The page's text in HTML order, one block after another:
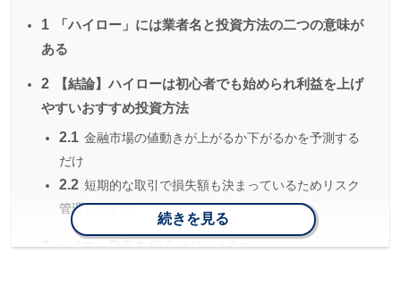
1
「ハイロー」には業者名と投資方法の二つの意味が
ある
2
【結論】ハイローは初心者でも始められ利益を上げ
やすいおすすめ投資方法
2.1 金融市場の値動きが上がるか下がるかを予測する
だけ
2.2 短期的な取引で損失額も決まっているためリスク
管理しやすい
3ハイロー取引を行うメリット3つ
続きを見る